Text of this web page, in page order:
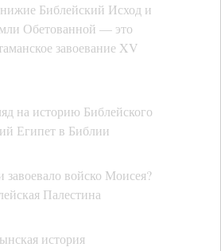
Библейский Исход и
Обетованной — это
завоевание XV
на историю Библейского
Египет в Библии
завоевало войско Моисея?
Палестина
история